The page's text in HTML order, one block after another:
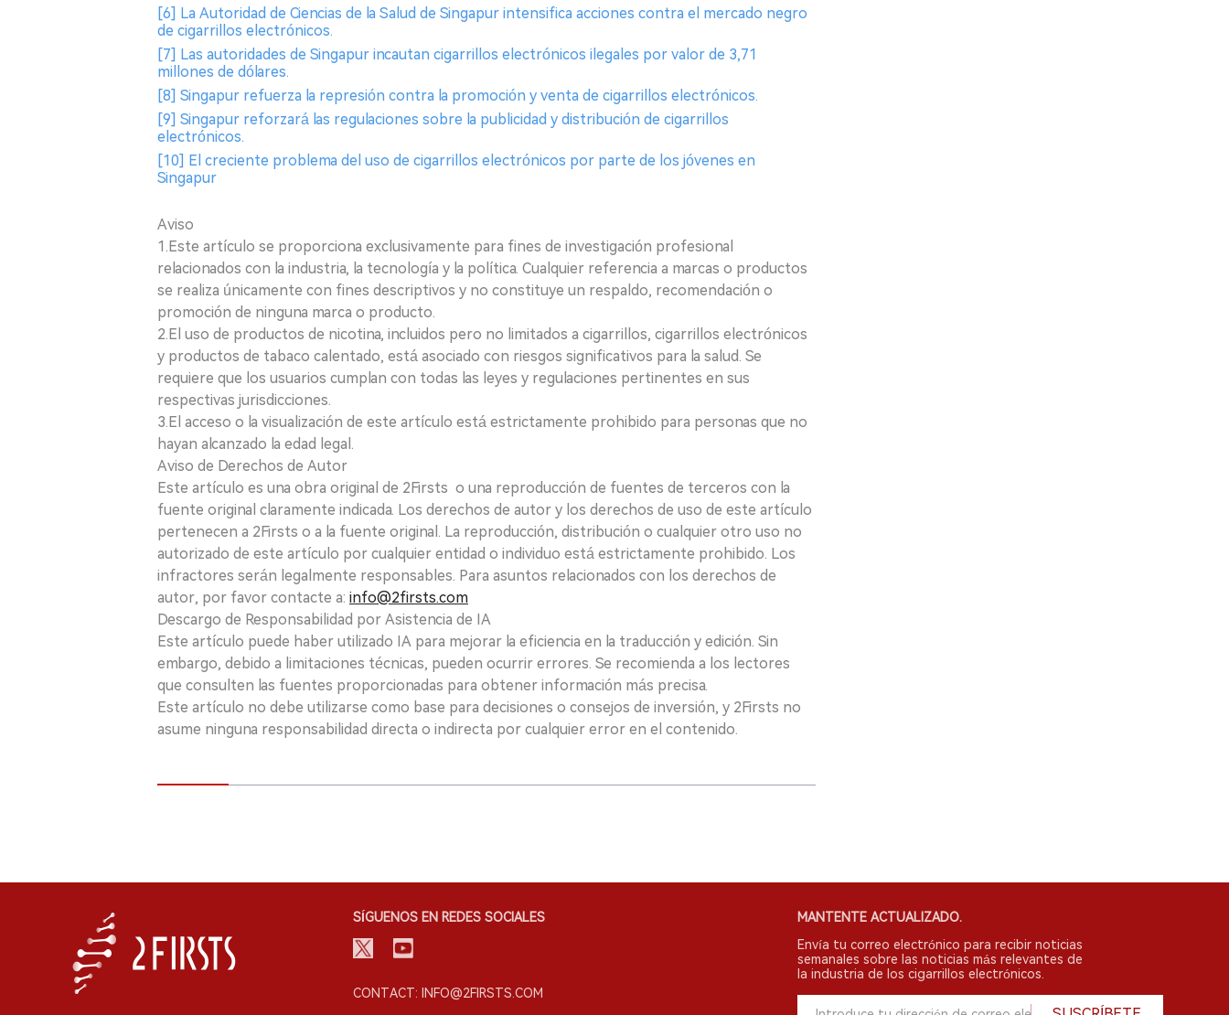
[6] La Autoridad de Ciencias de la Salud de Singapur intensifica acciones contra el mercado negro
de cigarrillos electrónicos.
[7] Las autoridades de Singapur incautan cigarrillos electrónicos ilegales por valor de 3,71
millones de dólares.
[8] Singapur refuerza la represión contra la promoción y venta de cigarrillos electrónicos.
[9] Singapur reforzará las regulaciones sobre la publicidad y distribución de cigarrillos
electrónicos.
[10] El creciente problema del uso de cigarrillos electrónicos por parte de los jóvenes en
Singapur
Aviso
1.Este artículo se proporciona exclusivamente para fines de investigación profesional
relacionados con la industria, la tecnología y la política. Cualquier referencia a marcas o productos
se realiza únicamente con fines descriptivos y no constituye un respaldo, recomendación o
promoción de ninguna marca o producto.
2.El uso de productos de nicotina, incluidos pero no limitados a cigarrillos, cigarrillos electrónicos
y productos de tabaco calentado, está asociado con riesgos significativos para la salud. Se
requiere que los usuarios cumplan con todas las leyes y regulaciones pertinentes en sus
respectivas jurisdicciones.
3.El acceso o la visualización de este artículo está estrictamente prohibido para personas que no
hayan alcanzado la edad legal.
Aviso de Derechos de Autor
Este artículo es una obra original de 2Firsts o una reproducción de fuentes de terceros con la
fuente original claramente indicada. Los derechos de autor y los derechos de uso de este artículo
pertenecen a 2Firsts o a la fuente original. La reproducción, distribución o cualquier otro uso no
autorizado de este artículo por cualquier entidad o individuo está estrictamente prohibido. Los
infractores serán legalmente responsables. Para asuntos relacionados con los derechos de
autor, por favor contacte a: info@2firsts.com
Descargo de Responsabilidad por Asistencia de IA
Este artículo puede haber utilizado IA para mejorar la eficiencia en la traducción y edición. Sin
embargo, debido a limitaciones técnicas, pueden ocurrir errores. Se recomienda a los lectores
que consulten las fuentes proporcionadas para obtener información más precisa.
Este artículo no debe utilizarse como base para decisiones o consejos de inversión, y 2Firsts no
asume ninguna responsabilidad directa o indirecta por cualquier error en el contenido.
SÍGUENOS EN REDES SOCIALES
CONTACT: INFO@2FIRSTS.COM
MANTENTE ACTUALIZADO.
Envía tu correo electrónico para recibir noticias
semanales sobre las noticias más relevantes de
la industria de los cigarrillos electrónicos.